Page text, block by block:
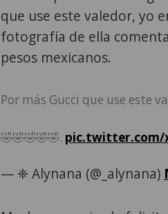
que use este valedor, yo
fotografía de ella
pesos mexicanos.
Por más Gucci que use este
🤣🤣🤣🤣🤣. pic.twitter.com/
— ❈ Alynana (@_alynana)